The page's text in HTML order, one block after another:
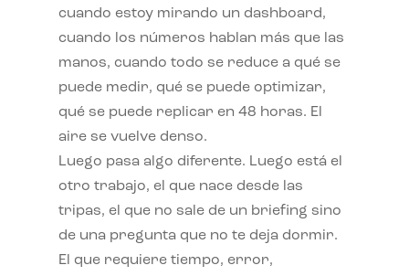
cuando estoy mirando un dashboard,
cuando los números hablan más que las
manos, cuando todo se reduce a qué se
puede medir, qué se puede optimizar,
qué se puede replicar en 48 horas. El
aire se vuelve denso.
Luego pasa algo diferente. Luego está el
otro trabajo, el que nace desde las
tripas, el que no sale de un briefing sino
de una pregunta que no te deja dormir.
El que requiere tiempo, error,